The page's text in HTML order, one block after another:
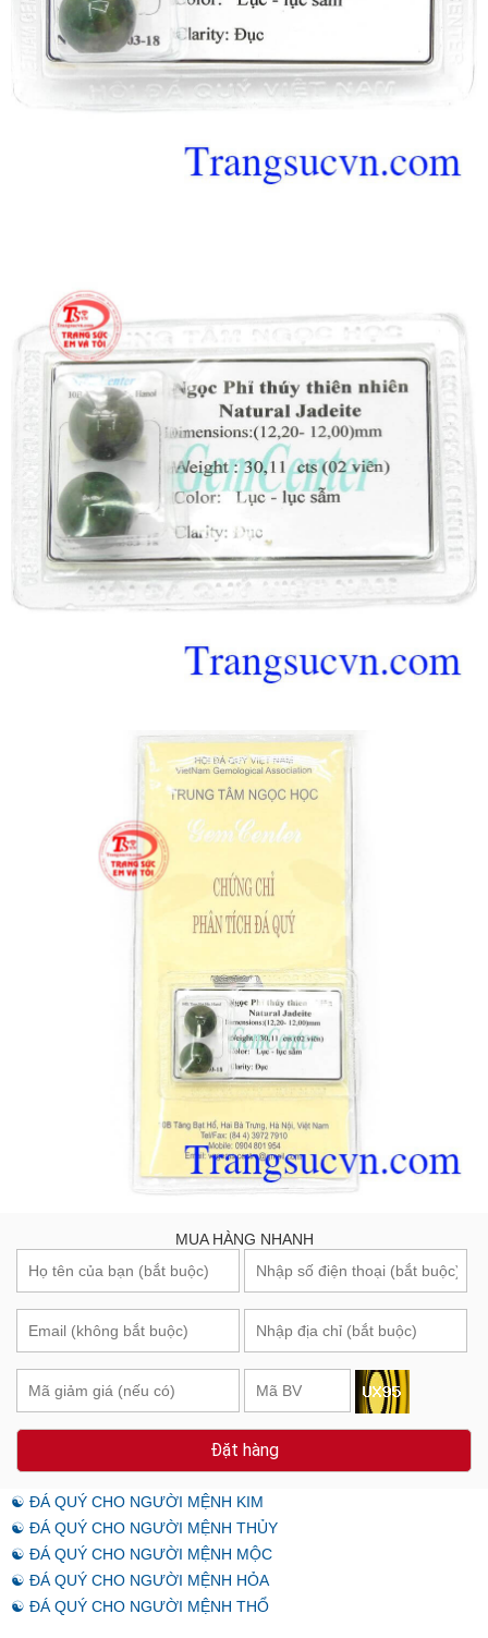
MUA HÀNG NHANH
Đặt hàng
☯ ĐÁ QUÝ CHO NGƯỜI MỆNH KIM
☯ ĐÁ QUÝ CHO NGƯỜI MỆNH THỦY
☯ ĐÁ QUÝ CHO NGƯỜI MỆNH MỘC
☯ ĐÁ QUÝ CHO NGƯỜI MỆNH HỎA
☯ ĐÁ QUÝ CHO NGƯỜI MỆNH THỔ